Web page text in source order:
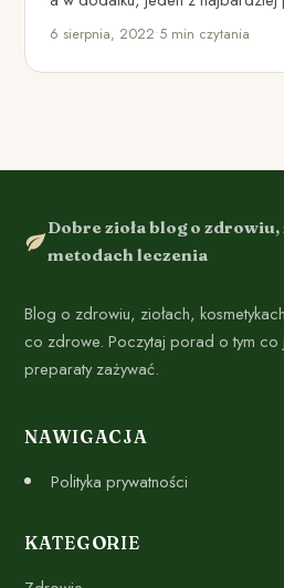
spowiedzi powszechnej padają
6 sierpnia, 2022•5 min czytania
Dobre zioła blog o
metodach leczenia
Blog o zdrowiu, ziołach,
co zdrowe. Poczytaj porad o tym co
preparaty zażywać.
NAWIGACJA
Polityka prywatności
KATEGORIE